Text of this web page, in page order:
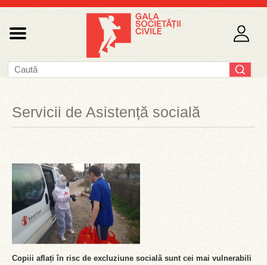
Servicii de Asistență socială
Copiii aflați în risc de excluziune socială sunt cei mai vulnerabili